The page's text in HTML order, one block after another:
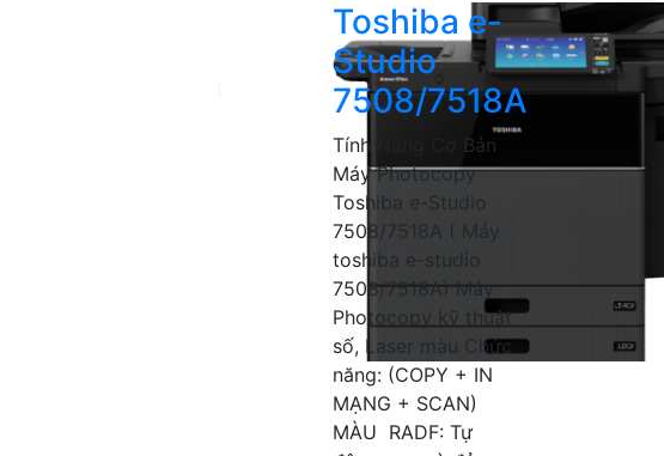
Toshiba e-
Studio
7508/7518A
Tính Năng Cơ Bản
Máy Photocopy
Toshiba e-Studio
7508/7518A ( Máy
toshiba e-studio
7508/7518A) Máy
Photocopy kỹ thuật
số, Laser màu Chức
năng: (COPY + IN
MẠNG + SCAN)
MÀU RADF: Tự